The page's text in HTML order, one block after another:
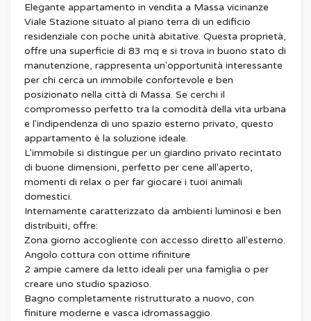
Elegante appartamento in vendita a Massa vicinanze
Viale Stazione situato al piano terra di un edificio
residenziale con poche unità abitative. Questa proprietà,
offre una superficie di 83 mq e si trova in buono stato di
manutenzione, rappresenta un'opportunità interessante
per chi cerca un immobile confortevole e ben
posizionato nella città di Massa. Se cerchi il
compromesso perfetto tra la comodità della vita urbana
e l'indipendenza di uno spazio esterno privato, questo
appartamento è la soluzione ideale.
L'immobile si distingue per un giardino privato recintato
di buone dimensioni, perfetto per cene all'aperto,
momenti di relax o per far giocare i tuoi animali
domestici.
Internamente caratterizzato da ambienti luminosi e ben
distribuiti, offre:
Zona giorno accogliente con accesso diretto all'esterno.
Angolo cottura con ottime rifiniture
2 ampie camere da letto ideali per una famiglia o per
creare uno studio spazioso.
Bagno completamente ristrutturato a nuovo, con
finiture moderne e vasca idromassaggio.